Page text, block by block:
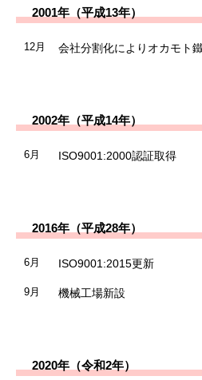
2001年（平成13年）
12月 会社分割化によりオカモト
2002年（平成14年）
6月 ISO9001:2000認証取得
2016年（平成28年）
6月 ISO9001:2015更新
9月 機械工場新設
2020年（令和2年）